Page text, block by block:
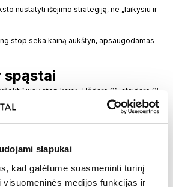
slapukai
kad galėtume suasmeninti turinį
visuomeninės medijos funkcijas ir
nustatyti išėjimo strategiją, ne „laikysiu ir
stop seka kainą aukštyn, apsaugodamas
spąstai
jūsų stop kainą. Uždaro 91, atsidaro 85
90 suveiks ties 85.
paliečia stop, išmeta jus, tada grįžta
akcijose stop gali suveikti su
10 gali virsti pardavimu už 9.50.